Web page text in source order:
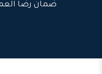
ضمان رضا